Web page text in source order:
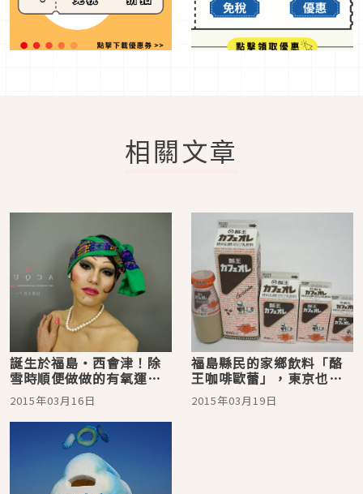
相關文章
誕生於福島‧西會津！除
雪時順便做做的有氧運動
－「除雪有氧」♪
2015年03月16日
福島縣民的家鄉飲料「酪
王咖啡歐蕾」，東京也有
賣喔！
2015年03月19日